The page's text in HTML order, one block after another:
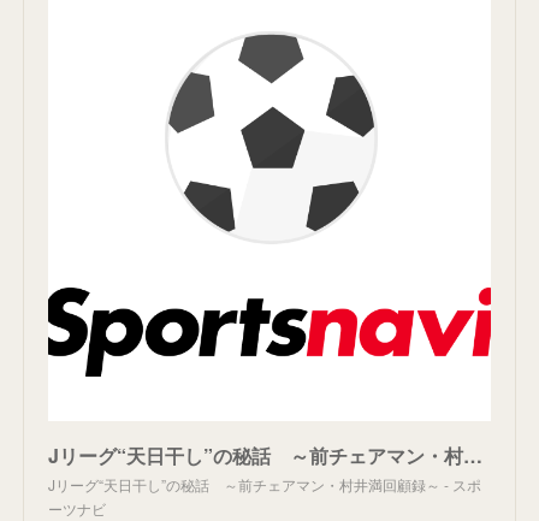
Jリーグ“天日干し”の秘話 ～前チェアマン・村井満回顧録～ - スポーツナビ
Jリーグ“天日干し”の秘話 ～前チェアマン・村井満回顧録～ - スポ
ーツナビ